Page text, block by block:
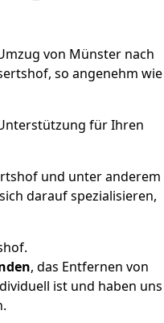
von Münster nach
so angenehm wie
für Ihren
und unter anderem
darauf spezialisieren,
, das Entfernen von
ist und haben uns